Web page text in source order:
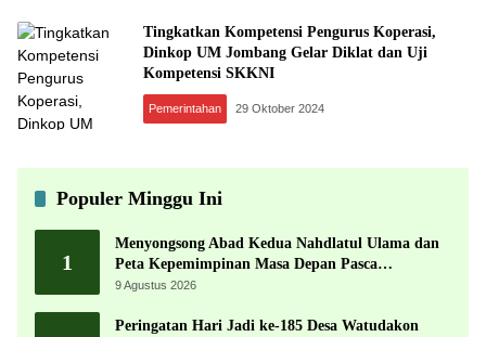
Tingkatkan Kompetensi Pengurus Koperasi,
Dinkop UM Jombang Gelar Diklat dan Uji
Kompetensi SKKNI
Pemerintahan 29 Oktober 2024
Populer Minggu Ini
1
Menyongsong Abad Kedua Nahdlatul Ulama dan
Peta Kepemimpinan Masa Depan Pasca
Muktamar ke-35
9 Agustus 2026
Peringatan Hari Jadi ke-185 Desa Watudakon